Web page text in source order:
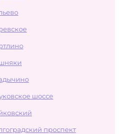
шоссе
проспект